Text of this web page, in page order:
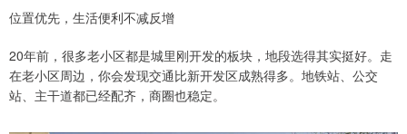
位置优先，生活便利不减反增
20年前，很多老小区都是城里刚开发的板块，地段选得其实挺好。走
在老小区周边，你会发现交通比新开发区成熟得多。地铁站、公交
站、主干道都已经配齐，商圈也稳定。